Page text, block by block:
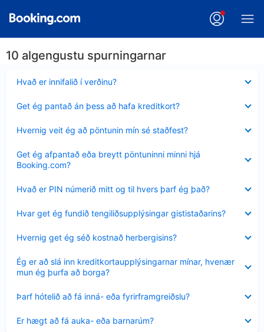
10 algengustu spurningarnar
Hvað er innifalið í verðinu?
sýnt
Get ég pantað án þess að hafa kreditkort?
sýnt
Hvernig veit ég að pöntunin mín sé staðfest?
sýnt
Get ég afpantað eða breytt pöntuninni minni hjá
Booking.com?
sýnt
Hvað er PIN númerið mitt og til hvers þarf ég það?
sýnt
Hvar get ég fundið tengiliðsupplýsingar gististaðarins?
sýnt
Hvernig get ég séð kostnað herbergisins?
sýnt
Ég er að slá inn kreditkortaupplýsingarnar mínar, hvenær
mun ég þurfa að borga?
Minna
sýnt
Þarf hótelið að fá inná- eða fyrirframgreiðslu?
sýnt
Er hægt að fá auka- eða barnarúm?
sýnt